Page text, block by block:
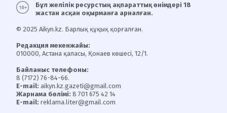
Бұл желілік ресурстың ақпараттық өнімдері 18
жастан асқан оқырманға арналған.
© 2025 Aikyn.kz. Барлық құқық қорғалған.
Редакция мекенжайы:
010000, Астана қаласы, Қонаев көшесі, 12/1.
Байланыс телефоны:
8 (7172) 76-84-66.
E-mail: aikyn.kz.gazeti@gmail.com
Жарнама бөлімі: 8 701 675 42 14
E-mail: reklama.liter@gmail.com